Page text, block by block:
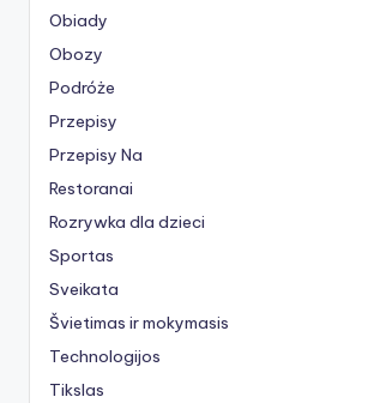
Obiady
Obozy
Podróże
Przepisy
Przepisy Na
Restoranai
Rozrywka dla dzieci
Sportas
Sveikata
Švietimas ir mokymasis
Technologijos
Tikslas